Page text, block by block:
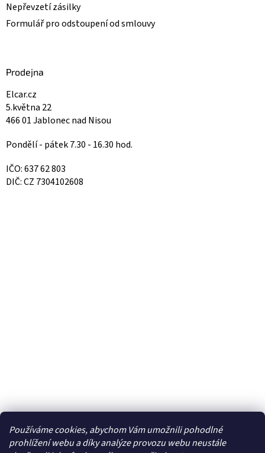
Používáme cookies, abychom Vám umožnili pohodlné
prohlížení webu a díky analýze provozu webu neustále
Nepřevzetí zásilky
Formulář pro odstoupení od smlouvy
Prodejna
Elcar.cz
5.května 22
466 01 Jablonec nad Nisou
Pondělí - pátek 7.30 - 16.30 hod.
IČO: 637 62 803
DIČ: CZ 7304102608
Facebook